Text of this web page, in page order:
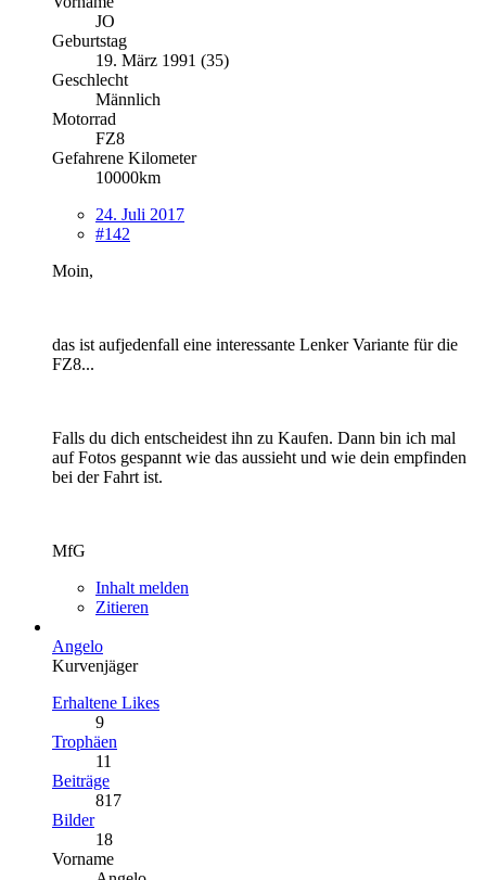
JO
Geburtstag
19. März 1991 (35)
Geschlecht
Männlich
Motorrad
FZ8
Gefahrene Kilometer
10000km
24. Juli 2017
#142
Moin,
das ist aufjedenfall eine interessante Lenker Variante für die
FZ8...
Falls du dich entscheidest ihn zu Kaufen. Dann bin ich mal
auf Fotos gespannt wie das aussieht und wie dein empfinden
bei der Fahrt ist.
MfG
Inhalt melden
Zitieren
Angelo
Kurvenjäger
Erhaltene Likes
9
Trophäen
11
Beiträge
817
Bilder
18
Vorname